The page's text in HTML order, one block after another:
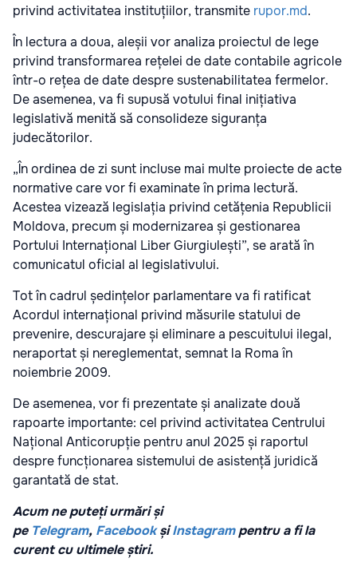
privind activitatea instituțiilor, transmite rupor.md.
În lectura a doua, aleșii vor analiza proiectul de lege
privind transformarea rețelei de date contabile agricole
într-o rețea de date despre sustenabilitatea fermelor.
De asemenea, va fi supusă votului final inițiativa
legislativă menită să consolideze siguranța
judecătorilor.
„În ordinea de zi sunt incluse mai multe proiecte de acte
normative care vor fi examinate în prima lectură.
Acestea vizează legislația privind cetățenia Republicii
Moldova, precum și modernizarea și gestionarea
Portului Internațional Liber Giurgiulești”, se arată în
comunicatul oficial al legislativului.
Tot în cadrul ședințelor parlamentare va fi ratificat
Acordul internațional privind măsurile statului de
prevenire, descurajare și eliminare a pescuitului ilegal,
neraportat și nereglementat, semnat la Roma în
noiembrie 2009.
De asemenea, vor fi prezentate și analizate două
rapoarte importante: cel privind activitatea Centrului
Național Anticorupție pentru anul 2025 și raportul
despre funcționarea sistemului de asistență juridică
garantată de stat.
Acum ne puteți urmări și
pe Telegram, Facebook șiInstagrampentru a fi la
curent cu ultimele știri.